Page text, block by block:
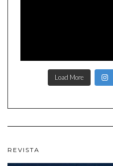
Load More
REVISTA